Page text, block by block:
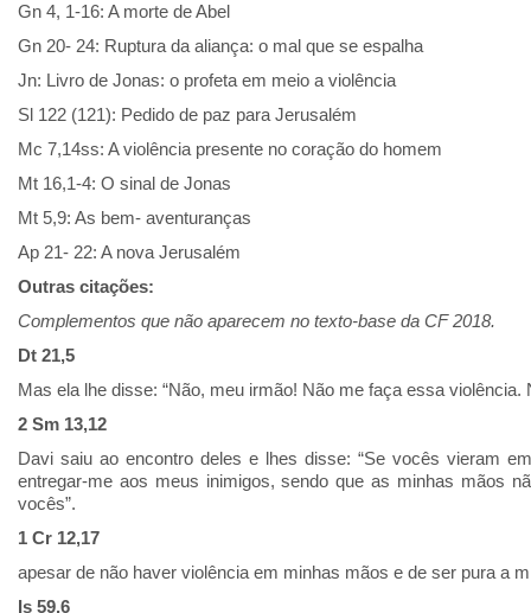
Gn 4, 1-16: A morte de Abel
Gn 20- 24: Ruptura da aliança: o mal que se espalha
Jn: Livro de Jonas: o profeta em meio a violência
Sl 122 (121): Pedido de paz para Jerusalém
Mc 7,14ss: A violência presente no coração do homem
Mt 16,1-4: O sinal de Jonas
Mt 5,9: As bem- aventuranças
Ap 21- 22: A nova Jerusalém
Outras citações:
Complementos que não aparecem no texto-base da CF 2018.
Dt 21,5
Mas ela lhe disse: “Não, meu irmão! Não me faça essa
2 Sm 13,12
Davi saiu ao encontro deles e lhes disse: “Se vocês vieram
entregar-me aos meus inimigos, sendo que as minhas mãos
vocês”.
1 Cr 12,17
apesar de não haver violência em minhas mãos e de ser pura a
Is 59,6